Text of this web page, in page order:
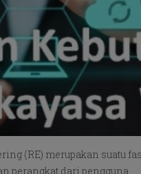
(RE) merupakan suatu
perangkat dari pengguna,